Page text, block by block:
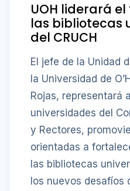
UOH liderará
las bibliotecas
del CRUCH
El jefe de la Unidad
la Universidad de
Rojas, representará
universidades del
y Rectores,
orientadas a
las bibliotecas
los nuevos desafíos